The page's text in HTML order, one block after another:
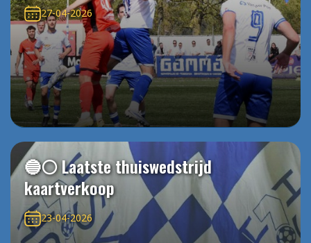
27-04-2026
🔵⚪️ Laatste thuiswedstrijd
kaartverkoop
23-04-2026